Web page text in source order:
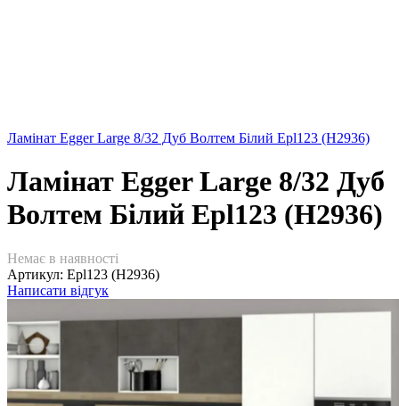
Ламінат Egger Large 8/32 Дуб Волтем Білий Epl123 (H2936)
Ламінат Egger Large 8/32 Дуб
Волтем Білий Epl123 (H2936)
Немає в наявності
Артикул: Epl123 (H2936)
Написати відгук